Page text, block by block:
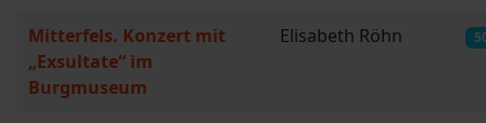
Mitterfels. Konzert mit
„Exsultate“ im
Burgmuseum
Elisabeth Röhn